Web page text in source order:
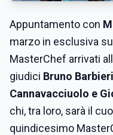
Appuntamento con
marzo in esclusiva
MasterChef arrivati
giudici Bruno Barbieri
Cannavacciuolo e
chi, tra loro, sarà il
quindicesimo